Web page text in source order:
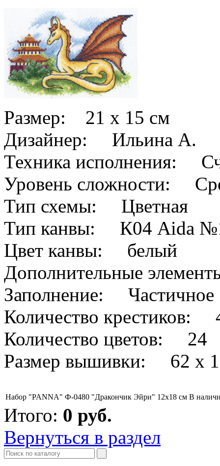
Размер: 21 x 15 см
Дизайнер: Ильина А.
Техника исполнения:
Уровень сложности:
Тип схемы: Цветная
Тип канвы: К04 Aida
Цвет канвы: белый
Дополнительные
Заполнение: Частичное
Количество крестиков:
Количество цветов: 24
Размер вышивки: 62 х
Набор "PANNA" Ф-0480 "Дракончик Эйри" 12х18 см В
Итого: 0 руб.
Вернуться в раздел